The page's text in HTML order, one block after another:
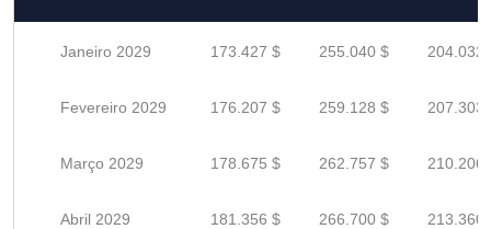
Janeiro 2029 173.427 $ 255.040 $ 204.032
Fevereiro 2029 176.207 $ 259.128 $ 207.303
Março 2029 178.675 $ 262.757 $ 210.206
Abril 2029 181.356 $ 266.700 $ 213.360